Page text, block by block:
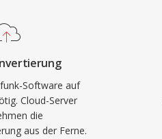
Software auf
Cloud-Server
die
aus der Ferne.